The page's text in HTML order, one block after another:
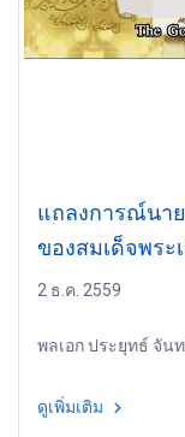
แถลงการณ์นา
ของสมเด็จพระ
2 ธ.ค. 2559
พลเอก ประยุทธ์ จัน
ดูเพิ่มเติม